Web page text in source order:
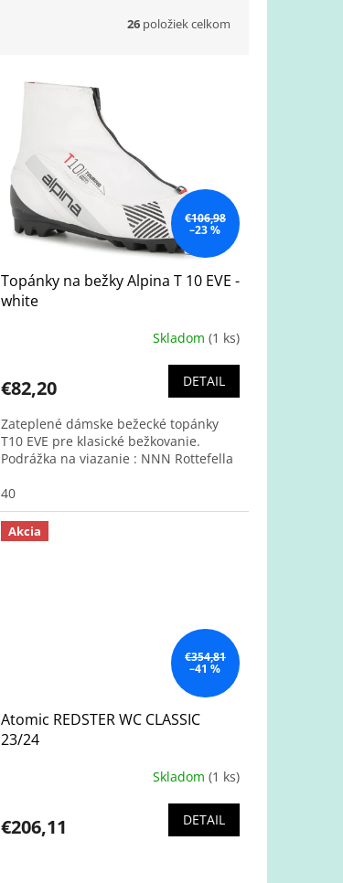
26 položiek celkom
€106,98
–23 %
Topánky na bežky Alpina T 10 EVE -
white
Skladom (1 ks)
€82,20 DETAIL
Zateplené dámske bežecké topánky
T10 EVE pre klasické bežkovanie.
Podrážka na viazanie : NNN Rottefella
40
Akcia
€354,81
–41 %
Atomic REDSTER WC CLASSIC
23/24
Skladom (1 ks)
€206,11 DETAIL